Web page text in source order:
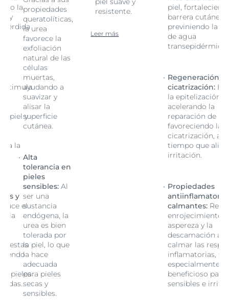
la
y
pérdida
piel y
la
y
el
la
pieles
propiedades
queratolíticas,
la urea
favorece la
exfoliación
natural de las
células
muertas,
ayudando a
suavizar y
alisar la
superficie
cutánea.
Alta
tolerancia en
pieles
sensibles:Al
ser una
sustancia
endógena, la
urea es bien
tolerada por
la piel, lo que
la hace
adecuada
para pieles
secas y
sensibles.
resistente.
Leer más
piel,
barrera cutánea y
previniendo la
de agua
transepidérmica.
Regeneración y
cicatrización:
la epitelización,
acelerando la
reparación de la
favoreciendo la
cicatrización, al
tiempo que
irritación.
Propiedades
calmantes:
enrojecimiento,
aspereza y la
descamación al
calmar las
inflamatorias,
especialmente
beneficioso para
sensibles e